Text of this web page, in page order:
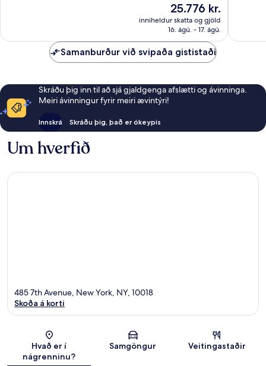
Verðið
er
25.776 kr.
25.776 kr.
inniheldur skatta og gjöld
16. ágú. - 17. ágú.
Samanburður við svipaða gististaði
Skráðu þig inn til að sjá gjaldgenga afslætti og ávinninga.
Meiri ávinningur fyrir meiri ævintýri!
Innskrá Skráðu þig, það er ókeypis
Um hverfið
Kort
485 7th Avenue, New York, NY, 10018
Skoða á korti
Hvað er í
nágrenninu?
Samgöngur Veitingastaðir